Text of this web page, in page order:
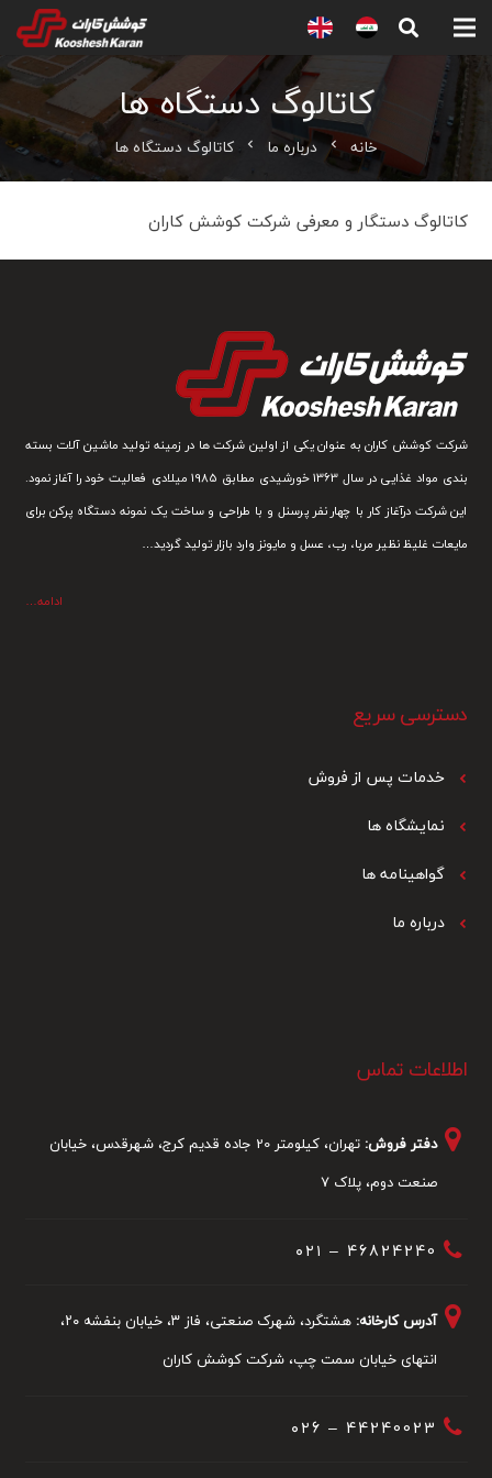
کاتالوگ دستگاه ها
خانه chevron_left درباره ما chevron_left کاتالوگ دستگاه ها
کاتالوگ دستگار و معرفی شرکت کوشش کاران
شرکت کوشش کاران به عنوان یکی از اولین شرکت ها در زمینه تولید ماشین آلات بسته
بندی مواد غذایی در سال 1363 خورشیدی مطابق 1985 میلادی فعالیت خود را آغاز نمود.
این شرکت درآغاز کار با چهار نفر پرسنل و با طراحی و ساخت یک نمونه دستگاه پرکن برای
مایعات غلیظ نظیر مربا، رب، عسل و مایونز وارد بازار تولید گردید…
ادامه…
دسترسی سریع
خدمات پس از فروش
نمایشگاه ها
گواهینامه ها
درباره ما
اطلاعات تماس
دفتر فروش:
تهران، کیلومتر 20 جاده قدیم کرج، شهرقدس، خیابان
صنعت دوم، پلاک 7
46824240 – ۰۲۱
آدرس کارخانه:
هشتگرد، شهرک صنعتی، فاز ۳، خیابان بنفشه ۲۰،
انتهای خیابان سمت چپ، شرکت کوشش کاران
44240023 – ۰۲6